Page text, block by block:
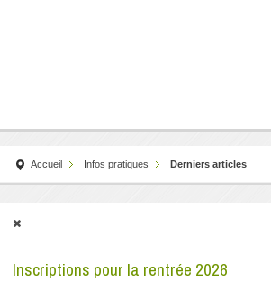
Accueil Infos pratiques Derniers articles
Inscriptions pour la rentrée 2026